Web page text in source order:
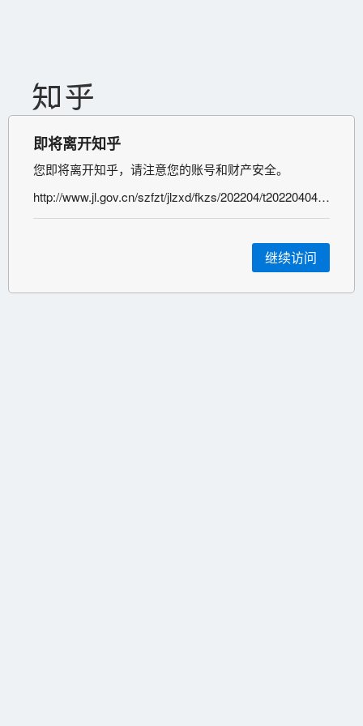
即将离开知乎
您即将离开知乎，请注意您的账号和财产安全。
http://www.jl.gov.cn/szfzt/jlzxd/fkzs/202204/t20220404_8429059.html
继续访问